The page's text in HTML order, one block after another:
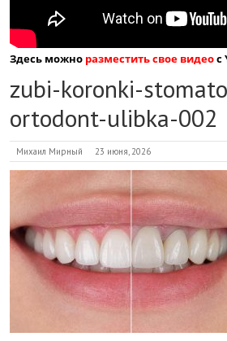
Здесь можно разместить свое видеос
zubi-koronki-
ortodont-ulibka-002
Михаил Мирный 23 июня, 2026